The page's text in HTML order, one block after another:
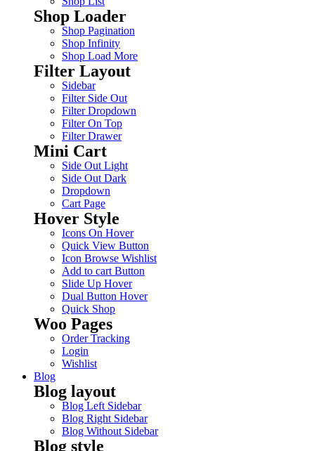
Shop Loader
Shop Pagination
Shop Infinity
Shop Load More
Filter Layout
Sidebar
Filter Side Out
Filter Dropdown
Filter On Top
Filter Drawer
Mini Cart
Side Out Light
Side Out Dark
Dropdown
Cart Page
Hover Style
Icons On Hover
Quick View Button
Icon Browse Wishlist
Add to cart Button
Slide Up Hover
Dual Button Hover
Quick Shop
Woo Pages
Order Tracking
Login
Wishlist
Blog
Blog layout
Blog Left Sidebar
Blog Right Sidebar
Blog Without Sidebar
Blog style